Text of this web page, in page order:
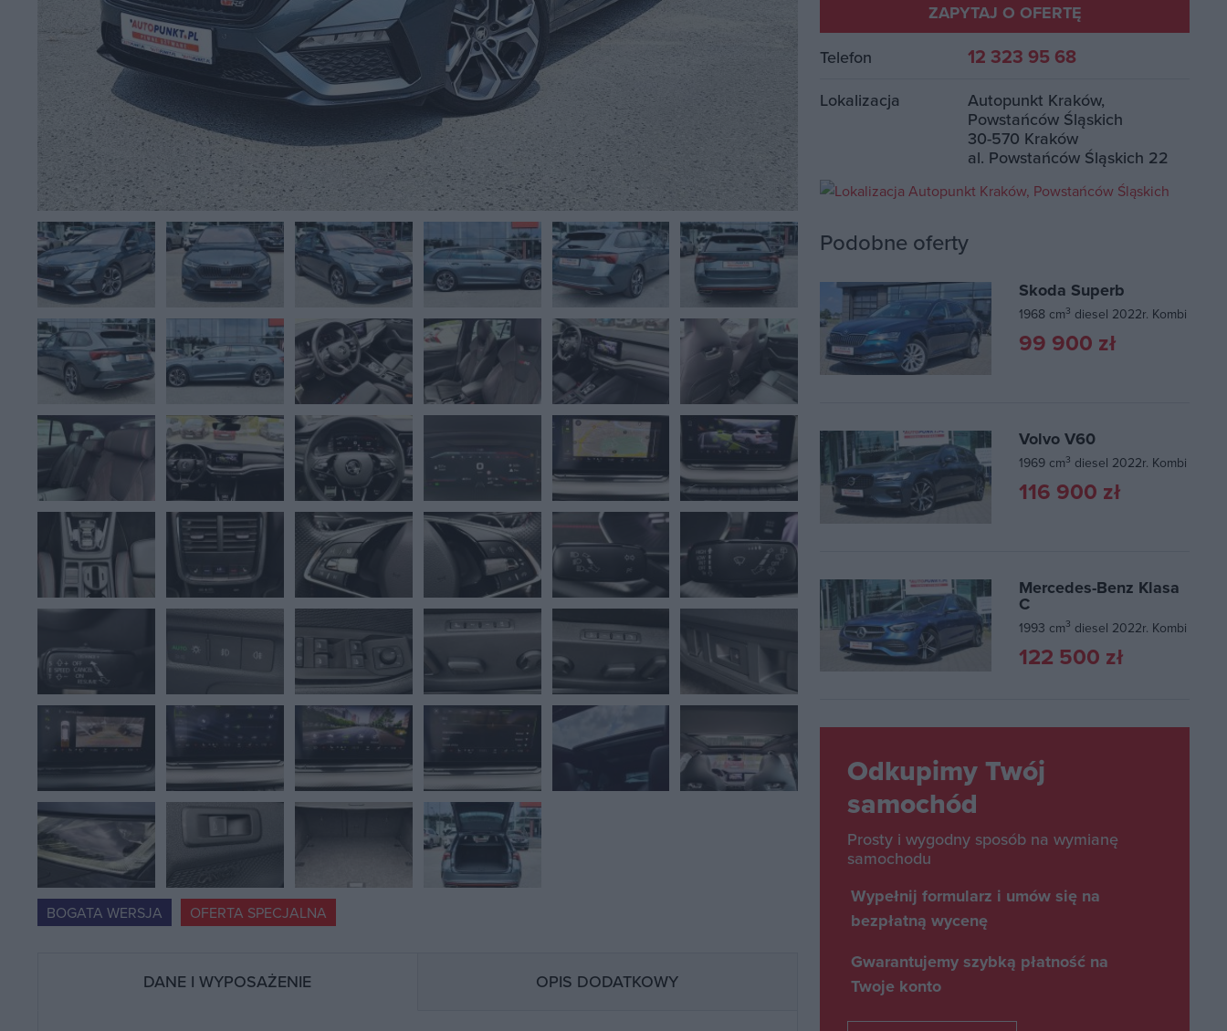
BOGATA WERSJA OFERTA SPECJALNA
DANE I WYPOSAŻENIE OPIS DODATKOWY
ZAPYTAJ O OFERTĘ
Telefon 12 323 95 68
Lokalizacja
Autopunkt Kraków,
Powstańców Śląskich
30-570 Kraków
al. Powstańców Śląskich 22
Podobne oferty
Skoda Superb
1968 cm3 diesel 2022r. Kombi
99 900 zł
Volvo V60
1969 cm3 diesel 2022r. Kombi
116 900 zł
Mercedes-Benz Klasa
C
1993 cm3 diesel 2022r. Kombi
122 500 zł
Odkupimy Twój
samochód
Prosty i wygodny sposób na wymianę
samochodu
Wypełnij formularz i umów się na
bezpłatną wycenę
Gwarantujemy szybką płatność na
Twoje konto